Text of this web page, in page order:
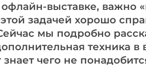
офлайн-выставке, важно
задачей хорошо
мы подробно
техника
чего не